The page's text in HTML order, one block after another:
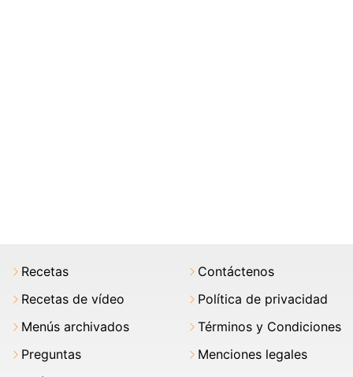
Recetas
Recetas de vídeo
Menús archivados
Preguntas
Contáctenos
Política de privacidad
Términos y Condiciones
Menciones legales